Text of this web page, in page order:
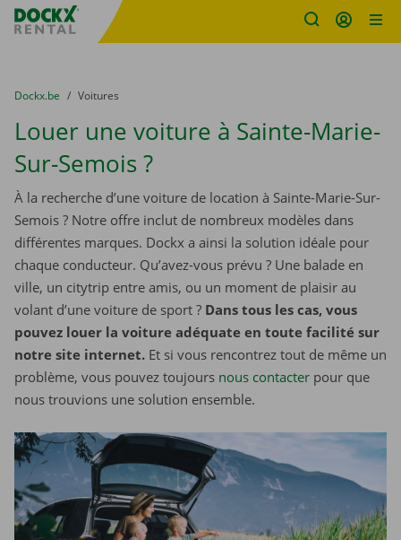
sitename
You are here:
du
Dockx.be to
Voitures
Louer une voiture à Sainte-Marie-
Sur-Semois ?
À la recherche d’une voiture de location à Sainte-Marie-Sur-
Semois ? Notre offre inclut de nombreux modèles dans
différentes marques. Dockx a ainsi la solution idéale pour
chaque conducteur. Qu’avez-vous prévu ? Une balade en
ville, un citytrip entre amis, ou un moment de plaisir au
volant d’une voiture de sport ? Dans tous les cas, vous
pouvez louer la voiture adéquate en toute facilité sur
notre site internet. Et si vous rencontrez tout de même un
problème, vous pouvez toujours nous contacter pour que
nous trouvions une solution ensemble.